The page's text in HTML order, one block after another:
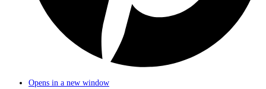
Opens in a new window